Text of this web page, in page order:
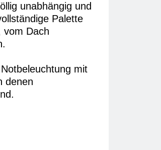
unabhängig und
Palette
vom Dach
mit
denen